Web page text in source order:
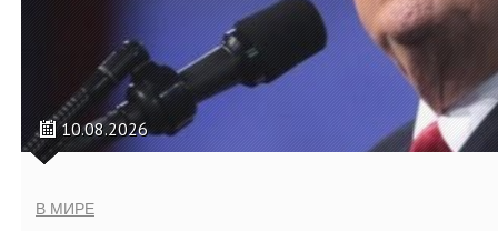
10.08.2026
В МИРЕ